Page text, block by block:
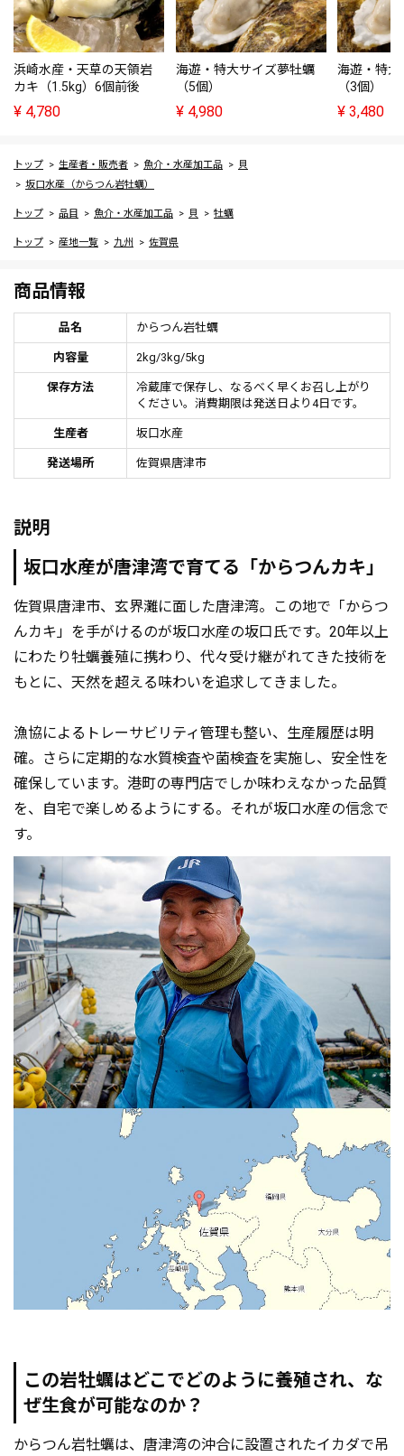
浜崎水産・天草の天領岩
カキ（1.5kg）6個前後
¥ 4,780
海遊・特大サイズ夢牡蠣
（5個）
¥ 4,980
海遊・特
（3個）
¥ 3,480
トップ 生産者・販売者 魚介・水産加工品
貝
坂口水産（からつん岩牡蠣）
トップ 品目 魚介・水産加工品 貝 牡蠣
トップ 産地一覧 九州 佐賀県
商品情報
品名 からつん岩牡蠣
内容量 2kg/3kg/5kg
保存方法
冷蔵庫で保存し、なるべく早くお召し上がり
ください。消費期限は発送日より4日です。
生産者 坂口水産
発送場所 佐賀県唐津市
説明
坂口水産が唐津湾で育てる「からつんカキ」
佐賀県唐津市、玄界灘に面した唐津湾。この地で「からつ
んカキ」を手がけるのが坂口水産の坂口氏です。20年以上
にわたり牡蠣養殖に携わり、代々受け継がれてきた技術を
もとに、天然を超える味わいを追求してきました。
漁協によるトレーサビリティ管理も整い、生産履歴は明
確。さらに定期的な水質検査や菌検査を実施し、安全性を
確保しています。港町の専門店でしか味わえなかった品質
を、自宅で楽しめるようにする。それが坂口水産の信念で
す。
この岩牡蠣はどこでどのように養殖され、な
ぜ生食が可能なのか？
からつん岩牡蠣は、唐津湾の沖合に設置されたイカダで吊